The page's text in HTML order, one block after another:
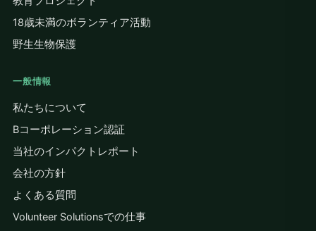
18歳未満のボランティア活動
野生生物保護
一般情報
私たちについて
Bコーポレーション認証
当社のインパクトレポート
会社の方針
よくある質問
Volunteer Solutionsでの仕事